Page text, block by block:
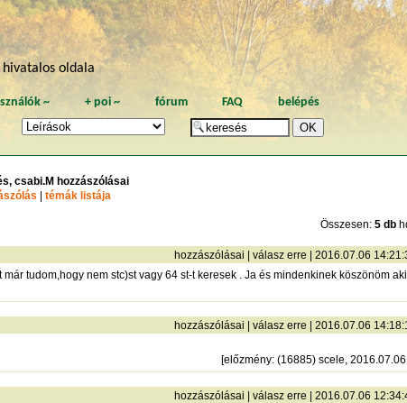
hivatalos oldala
~ + poi~ fórum FAQ belépés
csabi.M hozzászólásai
témák listája
Összesen: 5 db
hozzászólásai válasz erre | 2016.07.06
tudom,hogy nem stc)st vagy 64 st-t keresek . Ja és mindenkinek köszönöm
hozzászólásai válasz erre | 2016.07.06
[előzmény: (16885) scele,
hozzászólásai válasz erre | 2016.07.06